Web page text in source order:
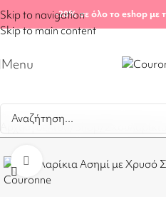
Skip to navigation
Skip to main content
-20%σε όλο το eshop με
Menu
Αρχική σελίδα
Click to enlarge